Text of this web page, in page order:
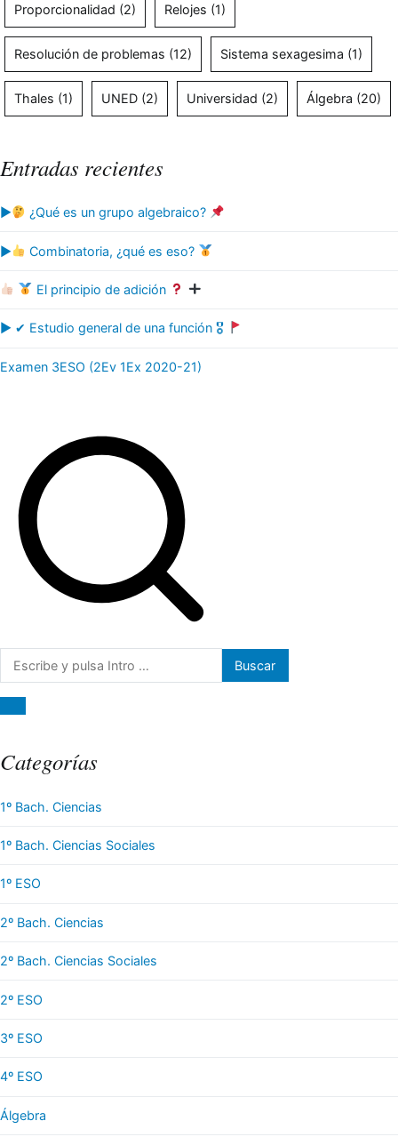
Proporcionalidad (2) Relojes (1)
Resolución de problemas (12) Sistema sexagesima (1)
Thales (1) UNED (2) Universidad (2) Álgebra (20)
Entradas recientes
▶ ¿Qué es un grupo algebraico?
▶ Combinatoria, ¿qué es eso?
El principio de adición
▶ ✔ Estudio general de una función 🎖
Examen 3ESO (2Ev 1Ex 2020-21)
Buscar:
Categorías
1º Bach. Ciencias
1º Bach. Ciencias Sociales
1º ESO
2º Bach. Ciencias
2º Bach. Ciencias Sociales
2º ESO
3º ESO
4º ESO
Álgebra